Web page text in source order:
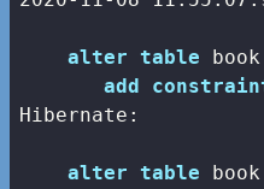
alter table book
add
Hibernate:
alter table book